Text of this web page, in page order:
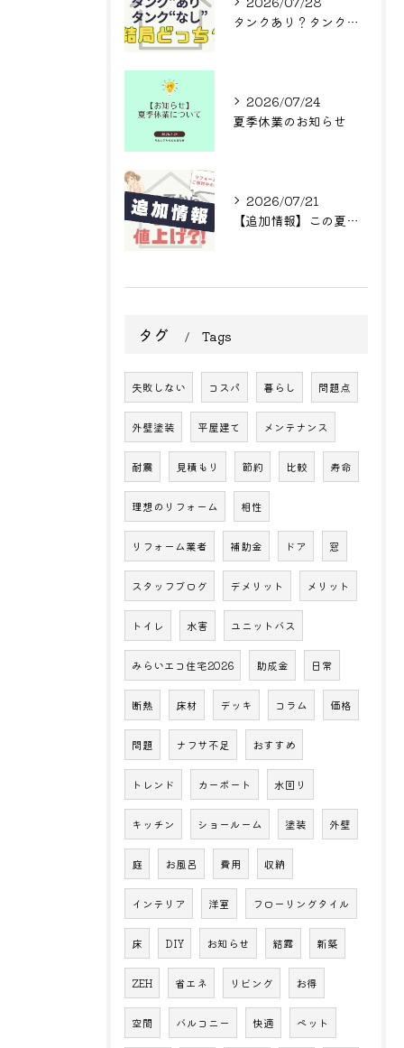
タンクあり？タンクなし？結局どっち？
2026/07/24
夏季休業のお知らせ
2026/07/21
【追加情報】この夏からまた値上げ?! リフォームをご検討中の方へ
タグ Tags
失敗しない コスパ 暮らし 問題点
外壁塗装 平屋建て メンテナンス
耐震 見積もり 節約 比較 寿命
理想のリフォーム 相性
リフォーム業者 補助金 ドア 窓
スタッフブログ デメリット メリット
トイレ 水害 ユニットバス
みらいエコ住宅2026 助成金 日常
断熱 床材 デッキ コラム 価格
問題 ナフサ不足 おすすめ
トレンド カーポート 水回り
キッチン ショールーム 塗装 外壁
庭 お風呂 費用 収納
インテリア 洋室 フローリングタイル
床 DIY お知らせ 結露 新築
ZEH 省エネ リビング お得
空間 バルコニー 快適 ペット